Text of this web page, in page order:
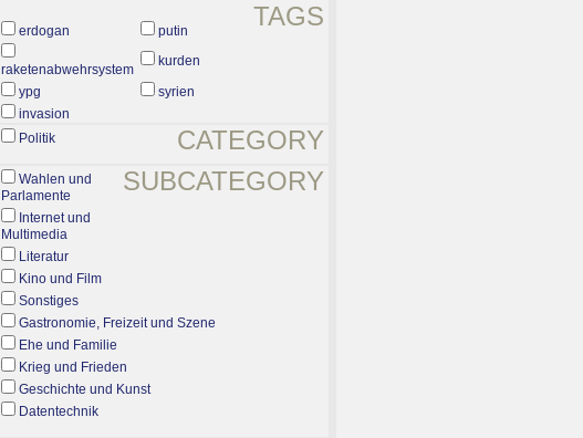
TAGS
erdogan putin
raketenabwehrsystem
kurden
ypg
syrien
invasion
CATEGORY
Politik
SUBCATEGORY
Wahlen und
Parlamente
Internet und
Multimedia
Literatur
Kino und Film
Sonstiges
Gastronomie, Freizeit und Szene
Ehe und Familie
Krieg und Frieden
Geschichte und Kunst
Datentechnik